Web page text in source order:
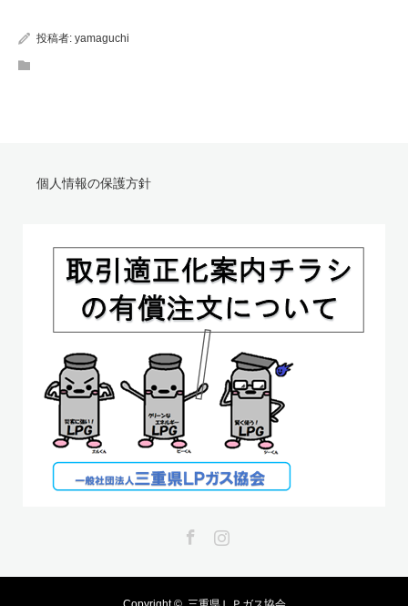
投稿者: yamaguchi
個人情報の保護方針